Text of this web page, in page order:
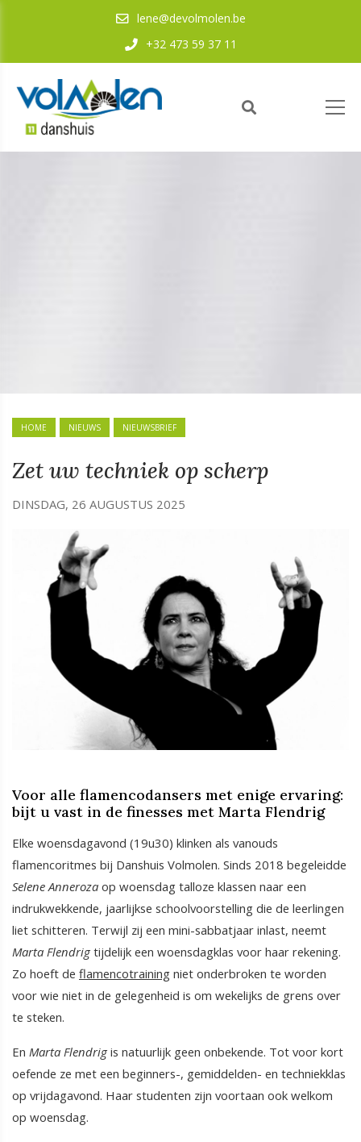
lene@devolmolen.be
+32 473 59 37 11
HOME NIEUWS NIEUWSBRIEF
Zet uw techniek op scherp
DINSDAG, 26 AUGUSTUS 2025
Voor alle flamencodansers met enige ervaring:
bijt u vast in de finesses met Marta Flendrig
Elke woensdagavond (19u30) klinken als vanouds
flamencoritmes bij Danshuis Volmolen. Sinds 2018 begeleidde
Selene Anneroza op woensdag talloze klassen naar een
indrukwekkende, jaarlijkse schoolvoorstelling die de leerlingen
liet schitteren. Terwijl zij een mini-sabbatjaar inlast, neemt
Marta Flendrig tijdelijk een woensdagklas voor haar rekening.
Zo hoeft de flamencotraining niet onderbroken te worden
voor wie niet in de gelegenheid is om wekelijks de grens over
te steken.
En Marta Flendrig is natuurlijk geen onbekende. Tot voor kort
oefende ze met een beginners-, gemiddelden- en techniekklas
op vrijdagavond. Haar studenten zijn voortaan ook welkom
op woensdag.